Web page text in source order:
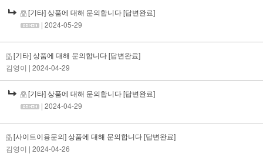
[기타] 상품에 대해 문의합니다[답변완료]
| 2024-05-29
[기타] 상품에 대해 문의합니다[답변완료]
김영이 | 2024-04-29
[기타] 상품에 대해 문의합니다[답변완료]
| 2024-04-29
[사이트이용문의] 상품에 대해 문의합니다[답변완료]
김영이 | 2024-04-26